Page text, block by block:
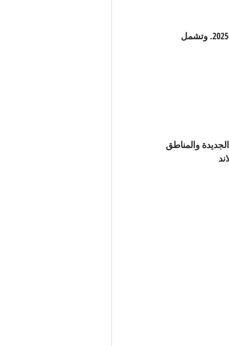
تُعد المناطق المحيطة بمشروع القناة واحدة من أفضل مناطق الاستثمار في تركيا لعام 2025. وتشمل
والمناطق